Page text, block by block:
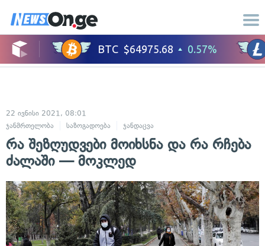
22 ივნისი 2021, 08:01
ჯანმრთელობა
საზოგადოება ჯანდაცვა
რა შეზღუდვები მოიხსნა და რა რჩება
ძალაში — მოკლედ